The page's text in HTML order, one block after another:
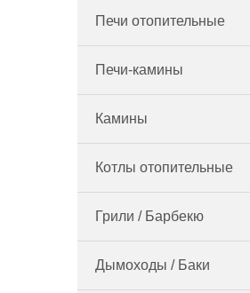
Печи отопительные
Печи-камины
Камины
Котлы отопительные
Грили / Барбекю
Дымоходы / Баки